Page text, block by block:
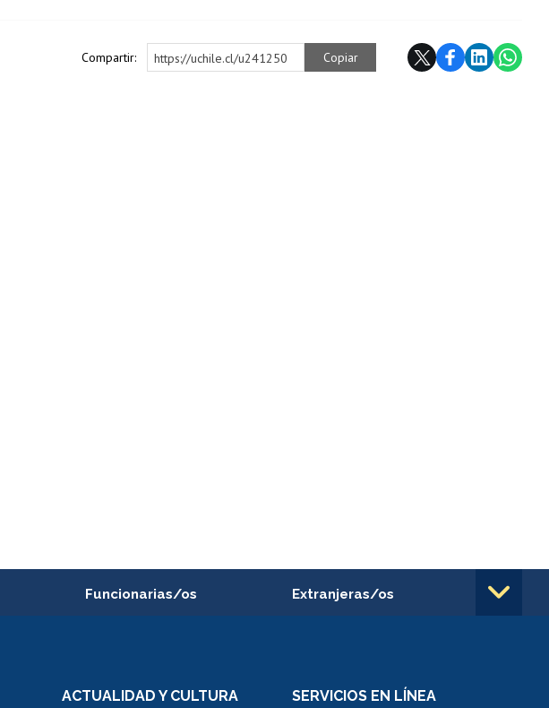
Compartir: https://uchile.cl/u241250 Copiar
Funcionarias/os
Portal de movilidad interna
Extranjeras/os
ACTUALIDAD Y CULTURA SERVICIOS EN LÍNEA